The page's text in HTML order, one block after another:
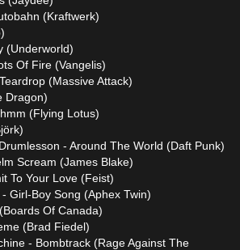
(Kraftwerk)
(Underworld)
Of Fire (Vangelis)
(Massive Attack)
Dragon)
(Flying Lotus)
- Around The World (Daft Punk)
Scream (James Blake)
To Your Love (Feist)
Girl-Boy Song (Aphex Twin)
Of Canada)
(Brad Fiedel)
- Bombtrack (Rage Against The